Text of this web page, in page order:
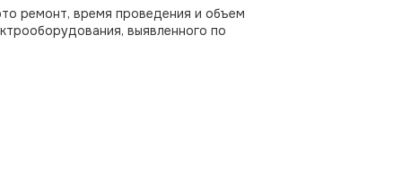
ремонт, время проведения и объем
выявленного по